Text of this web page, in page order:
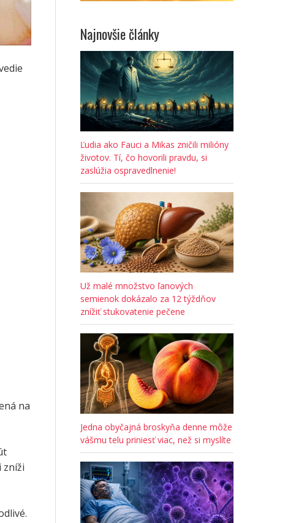
na
zníži
Najnovšie články
Ľudia ako Fauci a Mikas zničili milióny
životov. Tí, čo hovorili pravdu, si
zaslúžia ospravedlnenie!
Už malé množstvo ľanových
semienok dokázalo za 12 týždňov
znížiť stukovatenie pečene
Jedna obyčajná broskyňa denne môže
vášmu telu priniesť viac, než si myslíte